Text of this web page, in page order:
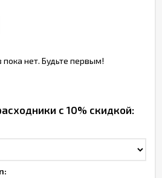
нет. Будьте первым!
с 10% скидкой: